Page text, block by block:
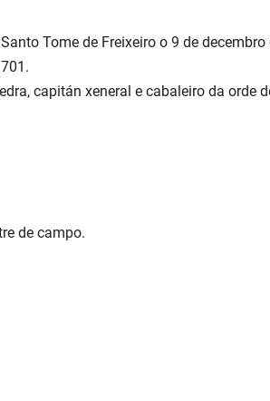
Tome de Freixeiro o 9 de
capitán xeneral e cabaleiro da orde
de campo.